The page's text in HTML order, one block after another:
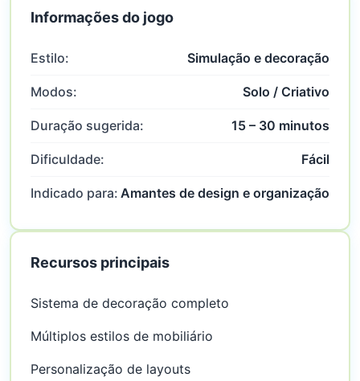
Informações do jogo
Estilo: Simulação e decoração
Modos: Solo / Criativo
Duração sugerida: 15 – 30 minutos
Dificuldade: Fácil
Indicado para: Amantes de design e organização
Recursos principais
Sistema de decoração completo
Múltiplos estilos de mobiliário
Personalização de layouts